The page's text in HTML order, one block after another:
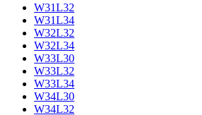
W31L32
W31L34
W32L32
W32L34
W33L30
W33L32
W33L34
W34L30
W34L32